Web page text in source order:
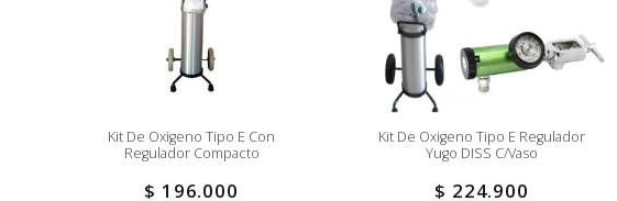
Kit De Oxigeno Tipo E Con
Regulador Compacto
$ 196.000
Kit De Oxigeno Tipo E Regulador
Yugo DISS C/vaso
$ 224.900